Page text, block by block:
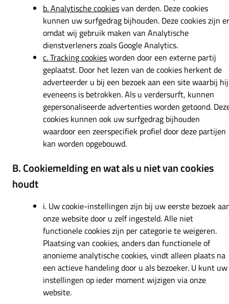
b. Analytische cookiesvan derden. Deze cookies
kunnen uw surfgedrag bijhouden. Deze cookies zijn er
omdat wij gebruik maken van Analytische
dienstverleners zoals Google Analytics.
c. Tracking cookiesworden door een externe partij
geplaatst. Door het lezen van de cookies herkent de
adverteerder u bij een bezoek aan een site waarbij hij
eveneens is betrokken. Als u verdersurft, kunnen
gepersonaliseerde advertenties worden getoond.
cookies kunnen ook uw surfgedrag bijhouden
waardoor een zeerspecifiek profiel door deze partijen
kan worden opgebouwd.
B. Cookiemelding en wat als u niet van cookies
houdt
i. Uw cookie-instellingen zijn bij uw eerste bezoek
onze website door u zelf ingesteld. Alle niet
functionele cookies zijn per categorie te weigeren.
Plaatsing van cookies, anders dan functionele of
anonieme analytische cookies, vindt alleen plaats na
een actieve handeling door u als bezoeker. U kunt uw
instellingen op ieder moment wijzigen via onze
website.